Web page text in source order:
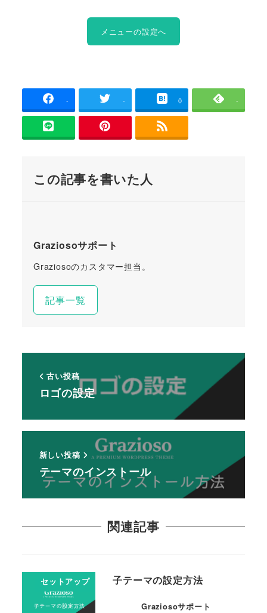
メニューの設定へ
- - 0 -
この記事を書いた人
Graziosoサポート
Graziosoのカスタマー担当。
記事一覧
古い投稿
ロゴの設定
新しい投稿
テーマのインストール
関連記事
セットアップ 子テーマの設定方法
Graziosoサポート